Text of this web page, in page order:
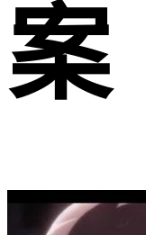
案